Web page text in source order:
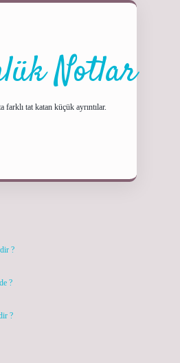
Notlar
farklı tat katan küçük ayrıntılar.
?
?
?